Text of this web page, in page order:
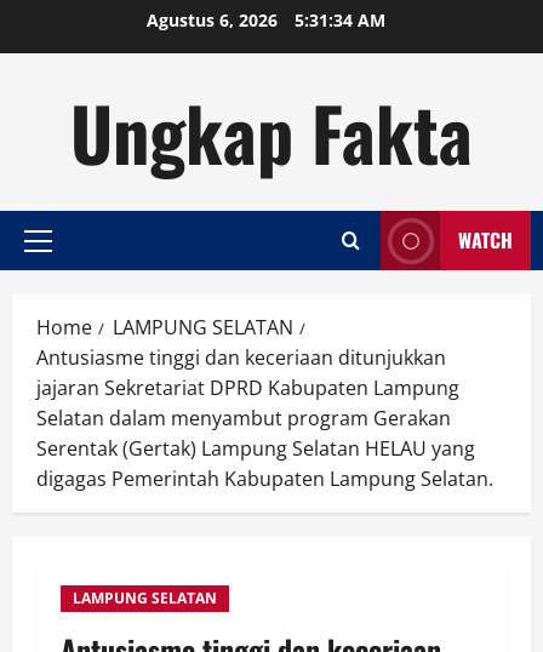
Agustus 6, 2026 5:31:34 AM
Ungkap Fakta
Primary
WATCH
Home
LAMPUNG SELATAN
Antusiasme tinggi dan keceriaan ditunjukkan
jajaran Sekretariat DPRD Kabupaten Lampung
Selatan dalam menyambut program Gerakan
Serentak (Gertak) Lampung Selatan HELAU yang
digagas Pemerintah Kabupaten Lampung Selatan.
LAMPUNG SELATAN